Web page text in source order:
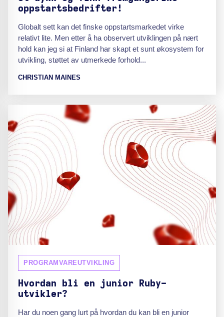
oppstartsbedrifter!
Globalt sett kan det finske oppstartsmarkedet virke
relativt lite. Men etter å ha observert utviklingen på nært
hold kan jeg si at Finland har skapt et sunt økosystem for
utvikling, støttet av utmerkede forhold...
CHRISTIAN MAINES
PROGRAMVAREUTVIKLING
Hvordan bli en junior Ruby-
utvikler?
Har du noen gang lurt på hvordan du kan bli en junior